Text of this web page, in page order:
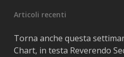
Articoli recenti
Torna anche questa
Chart, in testa Reverendo